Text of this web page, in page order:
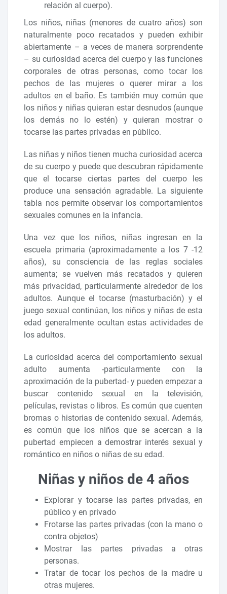
relación al cuerpo).
Los niños, niñas (menores de cuatro años) son
naturalmente poco recatados y pueden exhibir
abiertamente – a veces de manera sorprendente
– su curiosidad acerca del cuerpo y las funciones
corporales de otras personas, como tocar los
pechos de las mujeres o querer mirar a los
adultos en el baño. Es también muy común que
los niños y niñas quieran estar desnudos (aunque
los demás no lo estén) y quieran mostrar o
tocarse las partes privadas en público.
Las niñas y niños tienen mucha curiosidad acerca
de su cuerpo y puede que descubran rápidamente
que el tocarse ciertas partes del cuerpo les
produce una sensación agradable. La siguiente
tabla nos permite observar los comportamientos
sexuales comunes en la infancia.
Una vez que los niños, niñas ingresan en la
escuela primaria (aproximadamente a los 7 -12
años), su consciencia de las reglas sociales
aumenta; se vuelven más recatados y quieren
más privacidad, particularmente alrededor de los
adultos. Aunque el tocarse (masturbación) y el
juego sexual continúan, los niños y niñas de esta
edad generalmente ocultan estas actividades de
los adultos.
La curiosidad acerca del comportamiento sexual
adulto aumenta -particularmente con la
aproximación de la pubertad- y pueden empezar a
buscar contenido sexual en la televisión,
películas, revistas o libros. Es común que cuenten
bromas o historias de contenido sexual. Además,
es común que los niños que se acercan a la
pubertad empiecen a demostrar interés sexual y
romántico en niños o niñas de su edad.
Niñas y niños de 4 años
Explorar y tocarse las partes privadas, en
público y en privado
Frotarse las partes privadas (con la mano o
contra objetos)
Mostrar las partes privadas a otras
personas.
Tratar de tocar los pechos de la madre u
otras mujeres.